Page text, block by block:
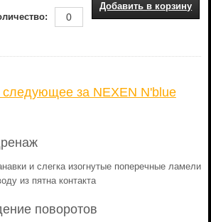
Добавить в корзину
за NEXEN N'blue
и слегка изогнутые поперечные ламели
из пятна контакта
поворотов